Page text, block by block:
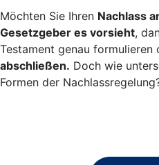
Möchten Sie Ihren Nachlass
Gesetzgeber es vorsieht,
Testament genau formulieren
abschließen. Doch wie
Formen der